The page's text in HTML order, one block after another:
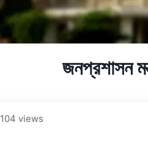
জনপ্রশাসন
104 views